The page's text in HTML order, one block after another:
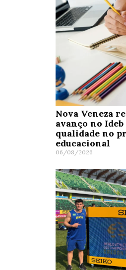
Nova Veneza
avanço no
qualidade no
educacional
06/08/2026